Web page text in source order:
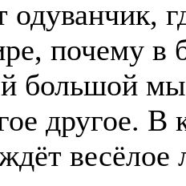
одуванчик,
почему в
большой
другое. В
весёлое